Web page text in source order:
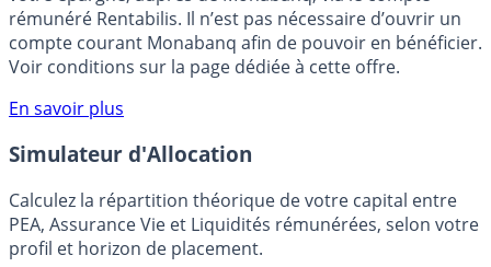
Bénéficiez de cette offre de placement sans risque pour
votre épargne, auprès de Monabanq, via le compte
rémunéré Rentabilis. Il n’est pas nécessaire d’ouvrir un
compte courant Monabanq afin de pouvoir en bénéficier.
Voir conditions sur la page dédiée à cette offre.
En savoir plus
Simulateur d'Allocation
Calculez la répartition théorique de votre capital entre